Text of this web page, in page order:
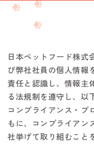
日本ペットフード株式
び弊社社員の個人情報
責任と認識し、情報主
る法規制を遵守し、以
コンプライアンス・プ
もに、コンプライアン
社挙げて取り組むこと